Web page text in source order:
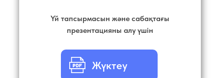
Үй тапсырмасын және сабақтағы
презентацияны алу үшін
Жүктеу